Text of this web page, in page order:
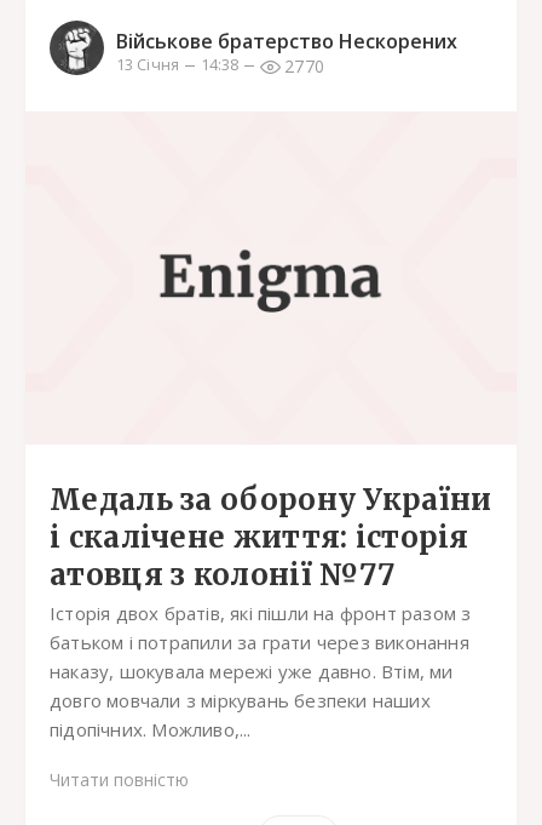
Військове братерство Нескорених
13 Січня 14:38 2770
Медаль за оборону України
і скалічене життя: історія
атовця з колонії №77
Історія двох братів, які пішли на фронт разом з
батьком і потрапили за грати через виконання
наказу, шокувала мережі уже давно. Втім, ми
довго мовчали з міркувань безпеки наших
підопічних. Можливо,...
Читати повністю